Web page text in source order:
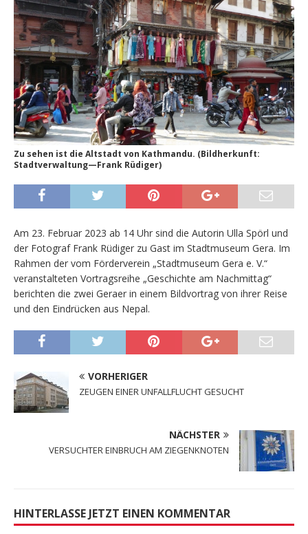
Zu sehen ist die Altstadt von Kathmandu. (Bildherkunft:
Stadtverwaltung—Frank Rüdiger)
Am 23. Februar 2023 ab 14 Uhr sind die Autorin Ulla Spörl und
der Fotograf Frank Rüdiger zu Gast im Stadtmuseum Gera. Im
Rahmen der vom Förderverein „Stadtmuseum Gera e. V.“
veranstalteten Vortragsreihe „Geschichte am Nachmittag“
berichten die zwei Geraer in einem Bildvortrag von ihrer Reise
und den Eindrücken aus Nepal.
VORHERIGER
ZEUGEN EINER UNFALLFLUCHT GESUCHT
NÄCHSTER
VERSUCHTER EINBRUCH AM ZIEGENKNOTEN
HINTERLASSE JETZT EINEN KOMMENTAR